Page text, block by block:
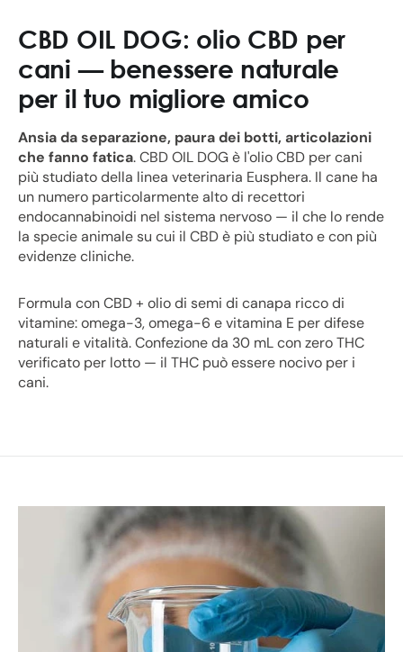
CBD OIL DOG: olio CBD per
cani — benessere naturale
per il tuo migliore amico
Ansia da separazione, paura dei botti, articolazioni
che fanno fatica. CBD OIL DOG è l'olio CBD per cani
più studiato della linea veterinaria Eusphera. Il cane ha
un numero particolarmente alto di recettori
endocannabinoidi nel sistema nervoso — il che lo rende
la specie animale su cui il CBD è più studiato e con più
evidenze cliniche.
Formula con CBD + olio di semi di canapa ricco di
vitamine: omega-3, omega-6 e vitamina E per difese
naturali e vitalità. Confezione da 30 mL con zero THC
verificato per lotto — il THC può essere nocivo per i
cani.